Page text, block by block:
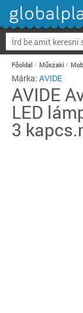
Főoldal Műszaki
Márka: AVIDE
AVIDE
LED
3